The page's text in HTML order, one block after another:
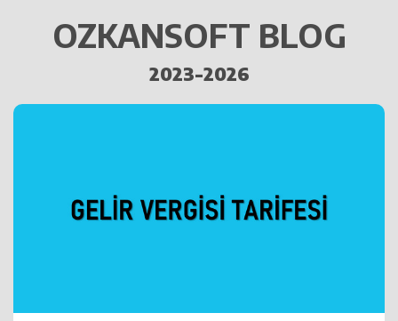
OZKANSOFT BLOG
2023-2026